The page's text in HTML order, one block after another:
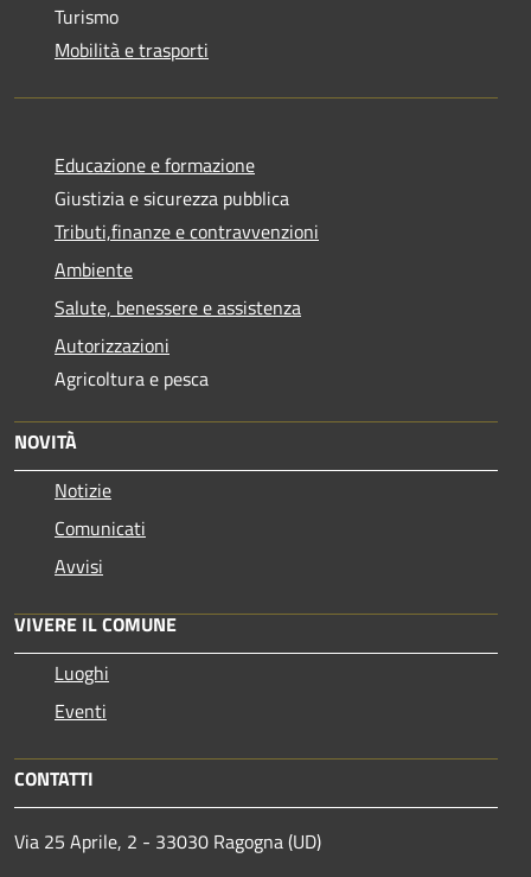
Turismo
Mobilità e trasporti
Educazione e formazione
Giustizia e sicurezza pubblica
Tributi,finanze e contravvenzioni
Ambiente
Salute, benessere e assistenza
Autorizzazioni
Agricoltura e pesca
NOVITÀ
Notizie
Comunicati
Avvisi
VIVERE IL COMUNE
Luoghi
Eventi
CONTATTI
Via 25 Aprile, 2 - 33030 Ragogna (UD)